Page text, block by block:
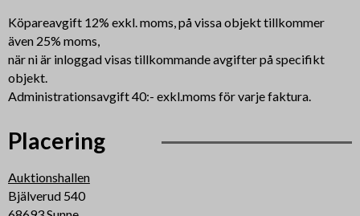
Köpareavgift 12% exkl. moms, på vissa objekt tillkommer
även 25% moms,
när ni är inloggad visas tillkommande avgifter på specifikt
objekt.
Administrationsavgift 40:- exkl.moms för varje faktura.
Placering
Auktionshallen
Bjälverud 540